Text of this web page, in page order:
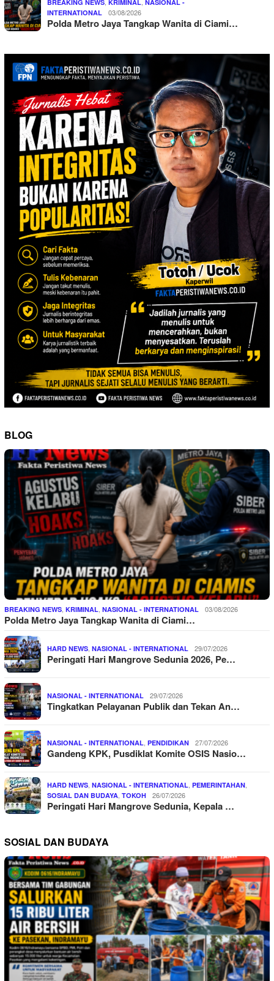
BREAKING NEWS KRIMINAL NASIONAL -
INTERNATIONAL
03/08/2026
Polda Metro Jaya Tangkap Wanita di Ciami…
BLOG
BREAKING NEWS KRIMINAL NASIONAL - INTERNATIONAL 03/08/2026
Polda Metro Jaya Tangkap Wanita di Ciami…
HARD NEWS NASIONAL - INTERNATIONAL 29/07/2026
Peringati Hari Mangrove Sedunia 2026, Pe…
NASIONAL - INTERNATIONAL 29/07/2026
Tingkatkan Pelayanan Publik dan Tekan An…
NASIONAL - INTERNATIONAL PENDIDIKAN 27/07/2026
Gandeng KPK, Pusdiklat Komite OSIS Nasio…
HARD NEWS NASIONAL - INTERNATIONAL PEMERINTAHAN
SOSIAL DAN BUDAYA TOKOH 26/07/2026
Peringati Hari Mangrove Sedunia, Kepala …
SOSIAL DAN BUDAYA